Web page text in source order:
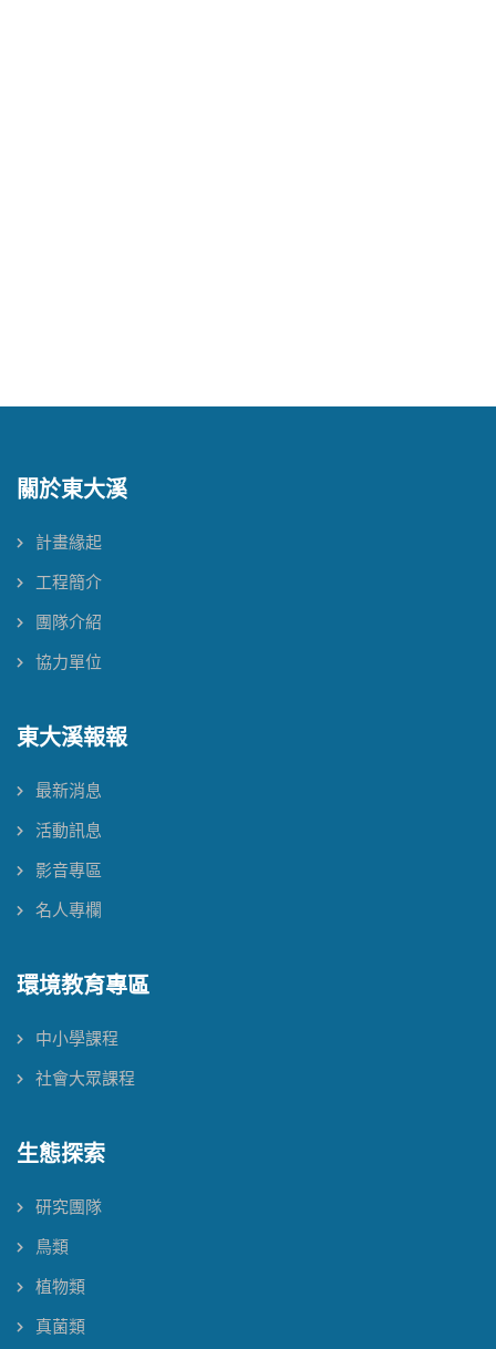
關於東大溪
計畫緣起
工程簡介
團隊介紹
協力單位
東大溪報報
最新消息
活動訊息
影音專區
名人專欄
環境教育專區
中小學課程
社會大眾課程
生態探索
研究團隊
鳥類
植物類
真菌類